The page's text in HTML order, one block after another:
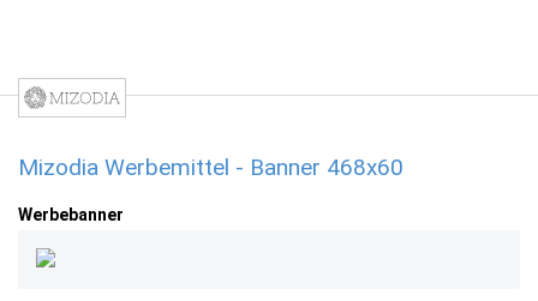
Mizodia Werbemittel - Banner 468x60
Werbebanner